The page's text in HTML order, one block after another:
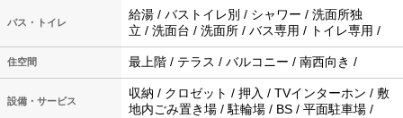
バス・トイレ
給湯 / バストイレ別 / シャワー / 洗面所独
立 / 洗面台 / 洗面所 / バス専用 / トイレ専用 /
住空間 最上階 / テラス / バルコニー / 南西向き /
設備・サービス
収納 / クロゼット / 押入 / TVインターホン / 敷
地内ごみ置き場 / 駐輪場 / BS / 平面駐車場 /